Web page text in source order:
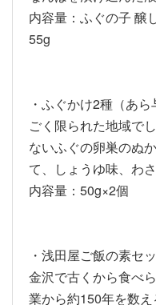
内容量：ふぐの子 醸
55g
・ふぐかけ2種（あら
ごく限られた地域で
ないふぐの卵巣のぬ
て、しょうゆ味、わ
内容量：50g×2個
・浅田屋ご飯の素セ
金沢で古くから食べ
業から約150年を数